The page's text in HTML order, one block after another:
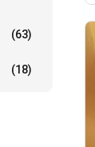
(63)
(18)